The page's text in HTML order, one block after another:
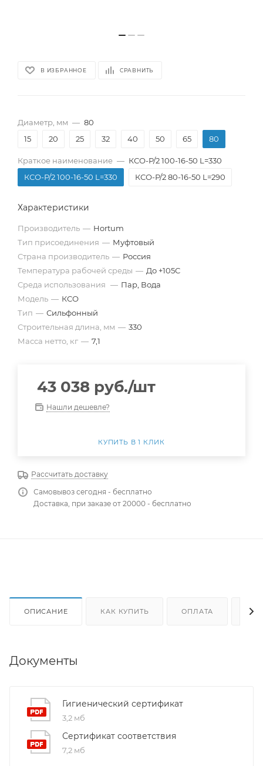
В ИЗБРАННОЕ СРАВНИТЬ
Диаметр, мм — 80
15
20 25 32 40 50 65 80
Краткое наименование — КСО-Р/2 100-16-50 L=330
КСО-Р/2 100-16-50 L=330
КСО-Р/2 80-16-50 L=290
Характеристики
Производитель — Hortum
Тип присоединения — Муфтовый
Страна производитель — Россия
Температура рабочей среды — До +105С
Среда использования — Пар, Вода
Модель — КСО
Тип — Сильфонный
Строительная длина, мм — 330
Масса нетто, кг — 7,1
43 038 руб./шт
Нашли дешевле?
КУПИТЬ В 1 КЛИК
Рассчитать доставку
Самовывоз сегодня - бесплатно
Доставка, при заказе от 20000 - бесплатно
ОПИСАНИЕ КАК КУПИТЬ ОПЛАТА
Документы
Гигиенический сертификат
3,2 мб
Сертификат соответствия
7,2 мб